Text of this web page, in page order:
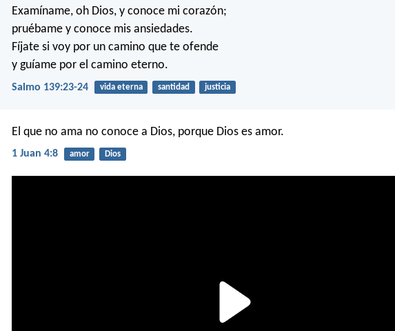
Examíname, oh Dios, y conoce mi corazón;
pruébame y conoce mis ansiedades.
Fíjate si voy por un camino que te ofende
y guíame por el camino eterno.
Salmo 139:23-24 vida eterna santidad justicia
El que no ama no conoce a Dios, porque Dios es amor.
1 Juan 4:8 amor Dios